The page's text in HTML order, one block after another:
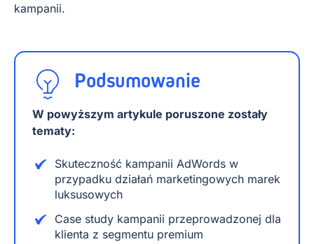
kampanii.
Podsumowanie
W powyższym artykule poruszone zostały
tematy:
Skuteczność kampanii AdWords w
przypadku działań marketingowych marek
luksusowych
Case study kampanii przeprowadzonej dla
klienta z segmentu premium